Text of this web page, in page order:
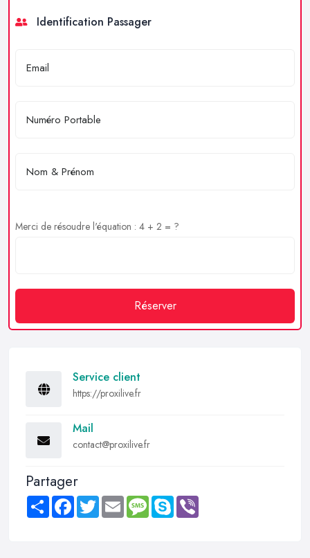
Identification Passager
Merci de résoudre l'équation : 4 + 2 = ?
Réserver
Service client
https://proxilive.fr
Mail
contact@proxilive.fr
Partager
Share FacebookTwitter Email MessageSkype